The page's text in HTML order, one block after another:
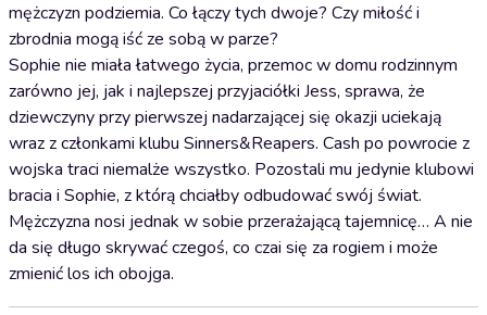
mężczyzn podziemia. Co łączy tych dwoje? Czy miłość i
zbrodnia mogą iść ze sobą w parze?
Sophie nie miała łatwego życia, przemoc w domu rodzinnym
zarówno jej, jak i najlepszej przyjaciółki Jess, sprawa, że
dziewczyny przy pierwszej nadarzającej się okazji uciekają
wraz z członkami klubu Sinners&Reapers. Cash po powrocie z
wojska traci niemalże wszystko. Pozostali mu jedynie klubowi
bracia i Sophie, z którą chciałby odbudować swój świat.
Mężczyzna nosi jednak w sobie przerażającą tajemnicę… A nie
da się długo skrywać czegoś, co czai się za rogiem i może
zmienić los ich obojga.